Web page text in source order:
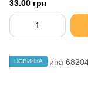
33.00 грн
НОВИНКА